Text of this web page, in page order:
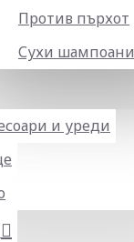
Против пърхот
Сухи шампоани
и уреди